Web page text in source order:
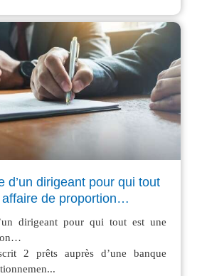
d’un dirigeant pour qui tout
affaire de proportion…
dirigeant pour qui tout est une
2 prêts auprès d’une banque